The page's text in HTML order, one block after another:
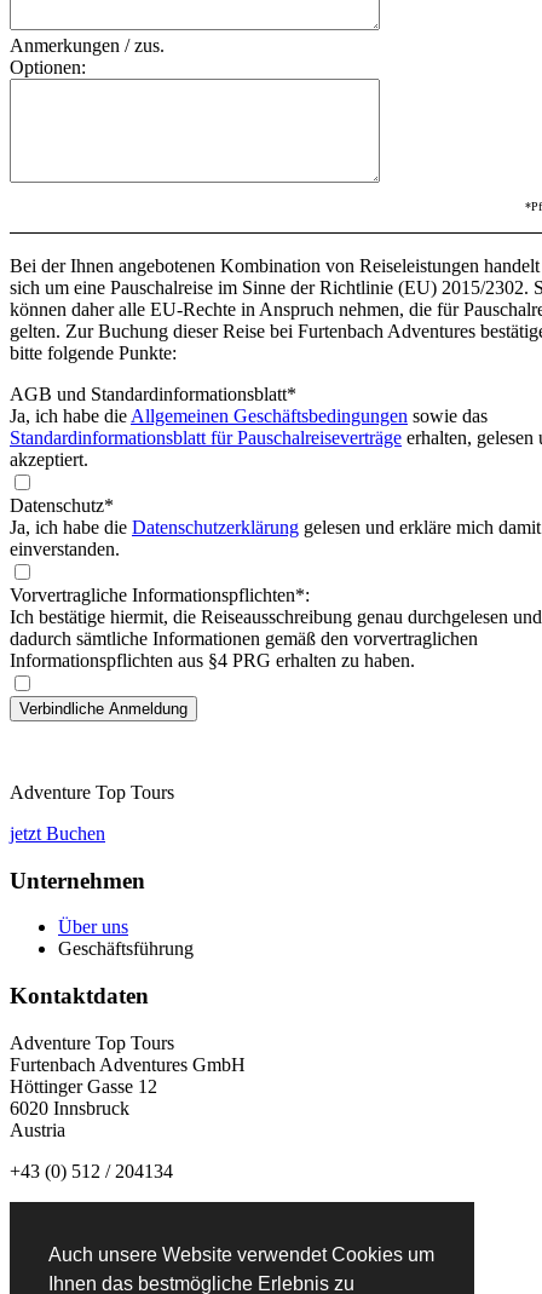
Auch unsere Website verwendet Cookies um
Ihnen das bestmögliche Erlebnis zu
Anmerkungen / zus.
Optionen:
Bei der Ihnen angebotenen Kombination von Reiseleistungen handelt
sich um eine Pauschalreise im Sinne der Richtlinie (EU) 2015/2302.
können daher alle EU-Rechte in Anspruch nehmen, die für
gelten. Zur Buchung dieser Reise bei Furtenbach Adventures
bitte folgende Punkte:
AGB und Standardinformationsblatt*
Ja, ich habe die Allgemeinen Geschäftsbedingungen sowie das
Standardinformationsblatt für Pauschalreiseverträge erhalten, gelesen
akzeptiert.
Datenschutz*
Ja, ich habe die Datenschutzerklärung gelesen und erkläre mich damit
einverstanden.
Vorvertragliche Informationspflichten*:
Ich bestätige hiermit, die Reiseausschreibung genau durchgelesen und
dadurch sämtliche Informationen gemäß den vorvertraglichen
Informationspflichten aus §4 PRG erhalten zu haben.
Adventure Top Tours
jetzt Buchen
Unternehmen
Über uns
Geschäftsführung
Kontaktdaten
Adventure Top Tours
Furtenbach Adventures GmbH
Höttinger Gasse 12
6020 Innsbruck
Austria
+43 (0) 512 / 204134
Newsletteranmeldung: